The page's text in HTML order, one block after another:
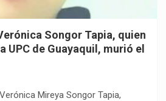
Songor Tapia, quien
UPC de Guayaquil, murió el
Mireya Songor Tapia,